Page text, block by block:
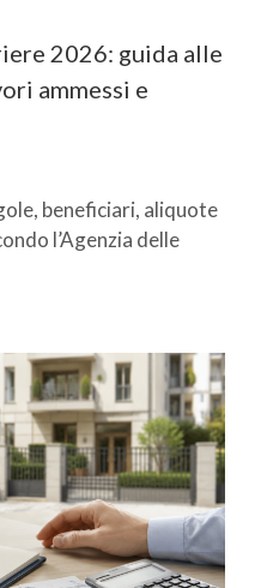
2026: guida alle
ammessi e
beneficiari, aliquote
l’Agenzia delle